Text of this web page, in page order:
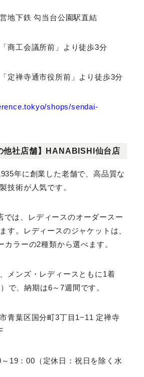
～19：00
地下鉄 勾当台公園駅直結
議所前」より徒歩3分
通市役所前」より徒歩3分
shops/sendai-
他社店舗】HANABISHI仙台店
年に創業した老舗で、高品質
製技術が人気です。
。レディースのジャケットは、テー
の2種類から選べます。
メンズ・レディースともに1着
で、納期は6～7週間です。
青葉区国分町3丁目1−11 定禅寺